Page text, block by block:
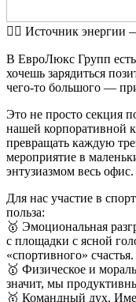
🏃‍♂️ Источник
В ЕвроЛюкс Групп
хочешь зарядиться
чего-то большого —
Это не просто секция
нашей корпоративной
превращать каждую
мероприятие в
энтузиазмом весь офис.
Для нас участие в
польза:
🥇 Эмоциональная
с площадки с ясной
«спортивного» счастья.
🥇 Физическое и
значит, мы
🥇 Командный дух.